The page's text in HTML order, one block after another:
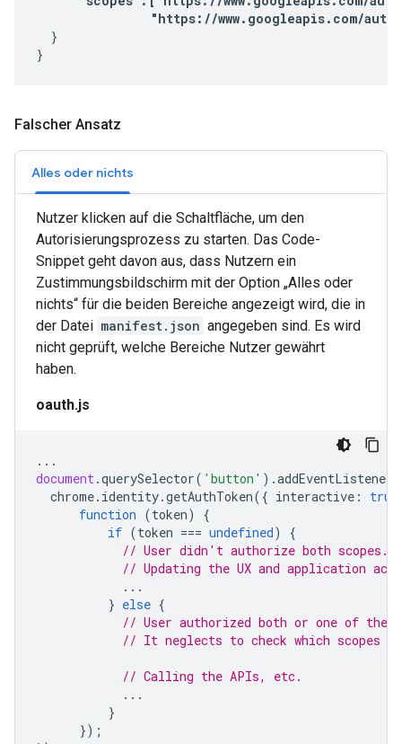
"https://www.googleapis.com/
  }
}
Falscher Ansatz
Alles oder nichts
Nutzer klicken auf die Schaltfläche, um den
Autorisierungsprozess zu starten. Das Code-
Snippet geht davon aus, dass Nutzern ein
Zustimmungsbildschirm mit der Option „Alles oder
nichts“ für die beiden Bereiche angezeigt wird, die in
der Datei manifest.json angegeben sind. Es wird
nicht geprüft, welche Bereiche Nutzer gewährt
haben.
oauth.js
...
document.querySelector( 'button' ).addEventListener
chrome. identity.getAuthToken({ interactive :
true
function (token)
{
if (token === undefined)
{
// User didn't authorize both scopes.
// Updating the UX and application
...
} else {
// User authorized both or one of the
// It neglects to check which scopes
// Calling the APIs, etc.
...
}
});